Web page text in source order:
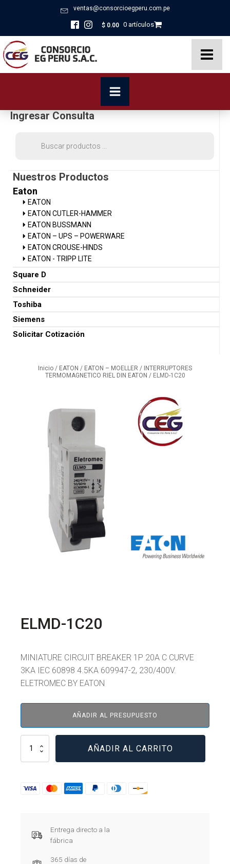
ventas@consorcioegperu.com.pe
$ 0.00 0 artículos
Ingresar Consulta
Nuestros Productos
Eaton
EATON
EATON CUTLER-HAMMER
EATON BUSSMANN
EATON – UPS – POWERWARE
EATON CROUSE-HINDS
EATON - TRIPP LITE
Square D
Schneider
Toshiba
Siemens
Solicitar Cotización
Inicio / EATON / EATON – MOELLER / INTERRUPTORES
TERMOMAGNETICO RIEL DIN EATON / ELMD-1C20
ELMD-1C20
MINIATURE CIRCUIT BREAKER 1P 20A C CURVE
3KA IEC 60898 4.5KA 609947-2, 230/400V.
ELETROMEC BY EATON
AÑADIR AL PRESUPUESTO
ELMD-
cantidad
AÑADIR AL CARRITO
Entrega directo a la
fábrica
365 días de